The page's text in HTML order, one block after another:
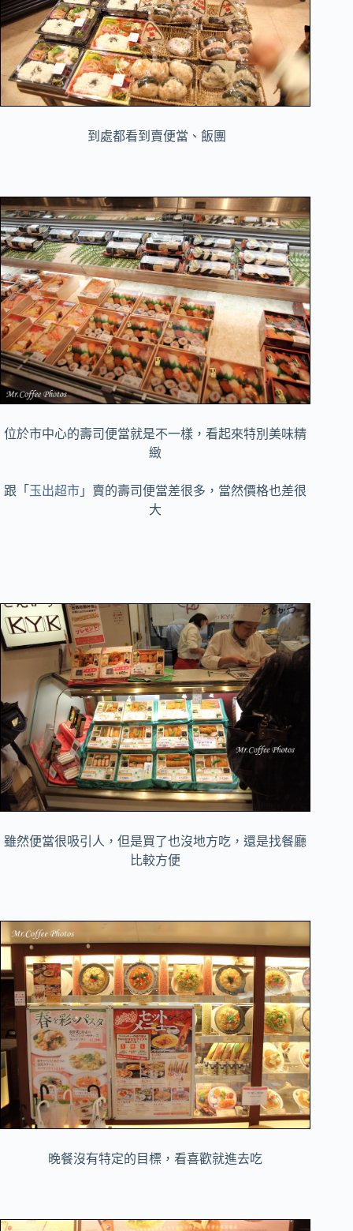
到處都看到賣便當、飯團
位於市中心的壽司便當就是不一樣，看起來特別美味精
緻
跟「 玉出超市 」賣的壽司便當差很多，當然價格也差很
大
雖然便當很吸引人，但是買了也沒地方吃，還是找餐廳
比較方便
晚餐沒有特定的目標，看喜歡就進去吃